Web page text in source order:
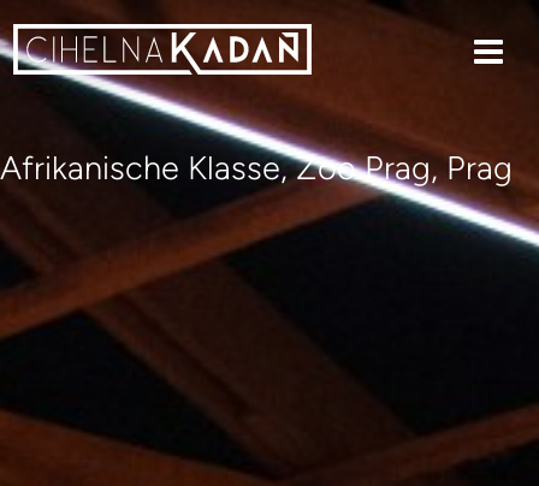
Afrikanische Klasse, Zoo Prag, Prag